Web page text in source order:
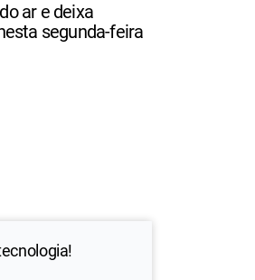
ar e deixa
segunda-feira